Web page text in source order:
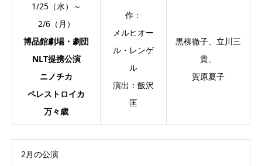
1/25（水）～
2/6（月）
博品館劇場・劇団
NLT提携公演
ニノチカ
ペレストロイカ
万々歳
作：
メルヒオー
ル・レンゲ
ル
演出：飯沢
匡
黒柳徹子、立川三
貴、
賀原夏子
2月の公演